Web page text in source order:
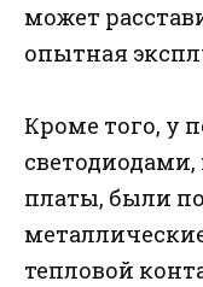
может
опытная
Кроме того, у
светодиодами,
платы, были
тепловой